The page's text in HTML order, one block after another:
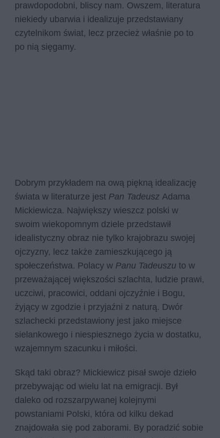
prawdopodobni, bliscy nam. Owszem, literatura
niekiedy ubarwia i idealizuje przedstawiany
czytelnikom świat, lecz przecież właśnie po to
po nią sięgamy.
Dobrym przykładem na ową piękną idealizację
świata w literaturze jest Pan Tadeusz Adama
Mickiewicza. Największy wieszcz polski w
swoim wiekopomnym dziele przedstawił
idealistyczny obraz nie tylko krajobrazu swojej
ojczyzny, lecz także zamieszkującego ją
społeczeństwa. Polacy w Panu Tadeuszu to w
przeważającej większości szlachta, ludzie prawi,
uczciwi, pracowici, oddani ojczyźnie i Bogu,
żyjący w zgodzie i przyjaźni z naturą. Dwór
szlachecki przedstawiony jest jako miejsce
sielankowego i niespiesznego życia w dostatku,
wzajemnym szacunku i miłości.
Skąd taki obraz? Mickiewicz pisał swoje dzieło
przebywając od wielu lat na emigracji. Był
daleko od rozszarpywanej kolejnymi
powstaniami Polski, która od kilku dekad
znajdowała się pod zaborami. By poradzić sobie